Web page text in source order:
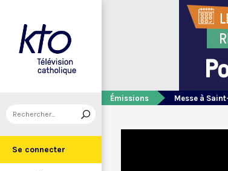
Se connecter
Émissions Messe à